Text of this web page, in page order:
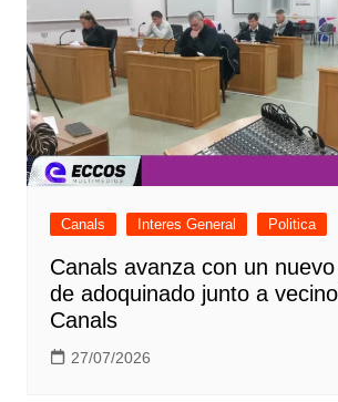
Canals Interes General Politica
Canals avanza con un
de adoquinado junto a
Canals
27/07/2026